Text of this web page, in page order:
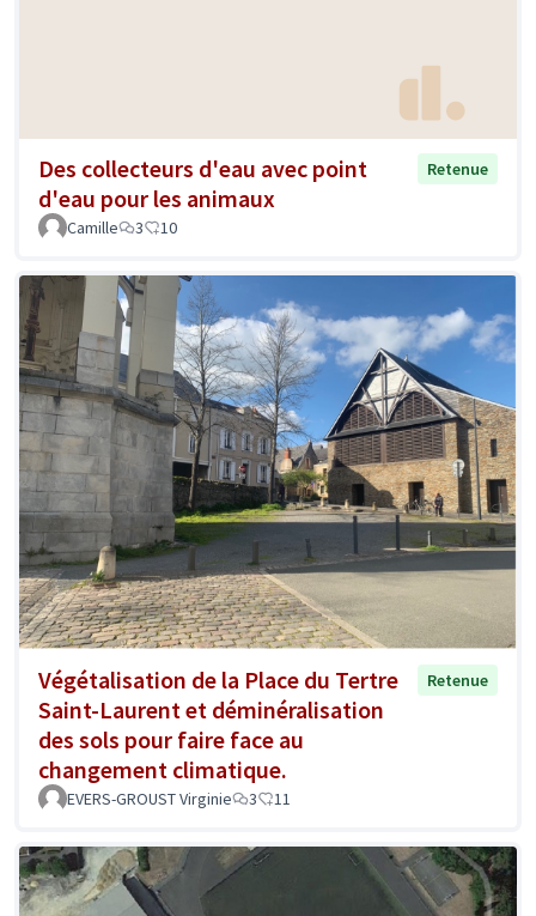
Des collecteurs d'eau avec point
d'eau pour les animaux
Retenue
Camille 3 10
Végétalisation de la Place du Tertre
Saint-Laurent et déminéralisation
des sols pour faire face au
changement climatique.
Retenue
EVERS-GROUST Virginie 3 11